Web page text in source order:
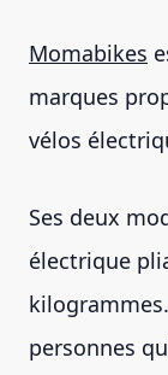
Momabikes
marques
vélos
Ses deux
électrique
personnes